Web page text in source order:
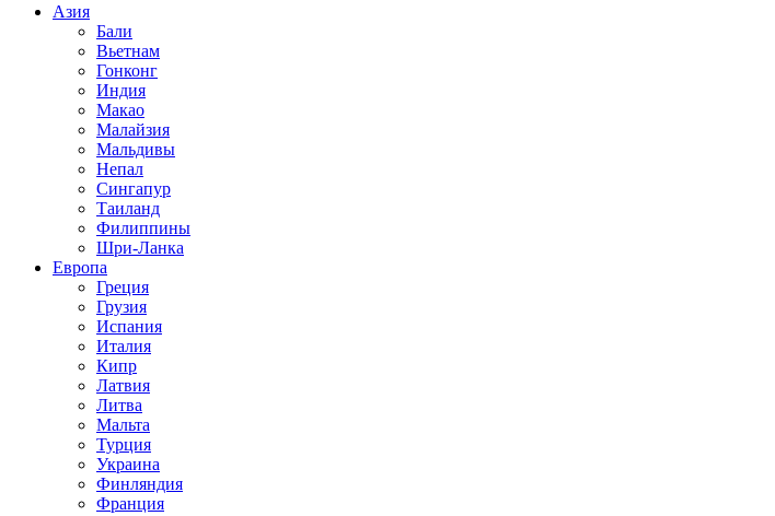
Азия
Бали
Вьетнам
Гонконг
Индия
Макао
Малайзия
Мальдивы
Непал
Сингапур
Таиланд
Филиппины
Шри-Ланка
Европа
Греция
Грузия
Испания
Италия
Кипр
Латвия
Литва
Мальта
Турция
Украина
Финляндия
Франция